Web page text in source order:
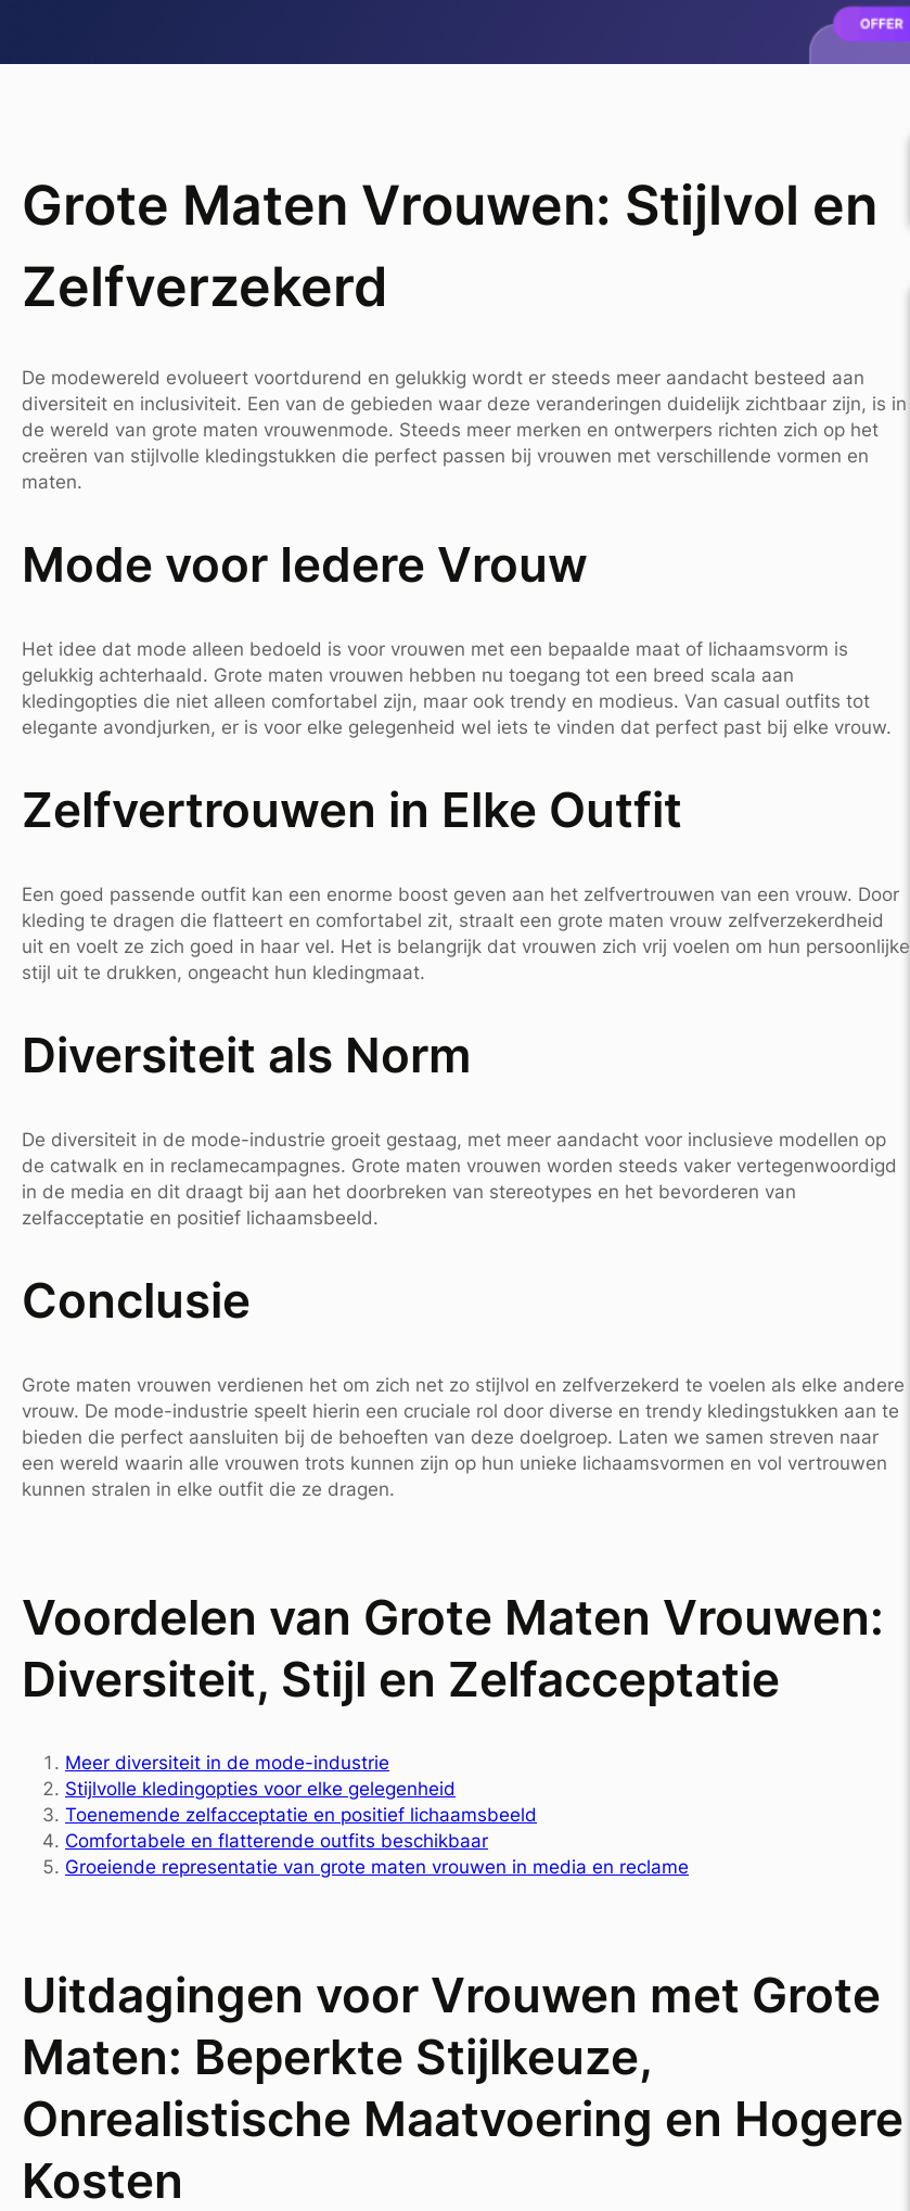
Grote Maten Vrouwen: Stijlvol en
Zelfverzekerd
De modewereld evolueert voortdurend en gelukkig wordt er steeds meer aandacht besteed aan
diversiteit en inclusiviteit. Een van de gebieden waar deze veranderingen duidelijk zichtbaar zijn, is in
de wereld van grote maten vrouwenmode. Steeds meer merken en ontwerpers richten zich op het
creëren van stijlvolle kledingstukken die perfect passen bij vrouwen met verschillende vormen en
maten.
Mode voor Iedere Vrouw
Het idee dat mode alleen bedoeld is voor vrouwen met een bepaalde maat of lichaamsvorm is
gelukkig achterhaald. Grote maten vrouwen hebben nu toegang tot een breed scala aan
kledingopties die niet alleen comfortabel zijn, maar ook trendy en modieus. Van casual outfits tot
elegante avondjurken, er is voor elke gelegenheid wel iets te vinden dat perfect past bij elke vrouw.
Zelfvertrouwen in Elke Outfit
Een goed passende outfit kan een enorme boost geven aan het zelfvertrouwen van een vrouw. Door
kleding te dragen die flatteert en comfortabel zit, straalt een grote maten vrouw zelfverzekerdheid
uit en voelt ze zich goed in haar vel. Het is belangrijk dat vrouwen zich vrij voelen om hun persoonlijke
stijl uit te drukken, ongeacht hun kledingmaat.
Diversiteit als Norm
De diversiteit in de mode-industrie groeit gestaag, met meer aandacht voor inclusieve modellen op
de catwalk en in reclamecampagnes. Grote maten vrouwen worden steeds vaker vertegenwoordigd
in de media en dit draagt bij aan het doorbreken van stereotypes en het bevorderen van
zelfacceptatie en positief lichaamsbeeld.
Conclusie
Grote maten vrouwen verdienen het om zich net zo stijlvol en zelfverzekerd te voelen als elke andere
vrouw. De mode-industrie speelt hierin een cruciale rol door diverse en trendy kledingstukken aan te
bieden die perfect aansluiten bij de behoeften van deze doelgroep. Laten we samen streven naar
een wereld waarin alle vrouwen trots kunnen zijn op hun unieke lichaamsvormen en vol vertrouwen
kunnen stralen in elke outfit die ze dragen.
Voordelen van Grote Maten Vrouwen:
Diversiteit, Stijl en Zelfacceptatie
Meer diversiteit in de mode-industrie
Stijlvolle kledingopties voor elke gelegenheid
Toenemende zelfacceptatie en positief lichaamsbeeld
Comfortabele en flatterende outfits beschikbaar
Groeiende representatie van grote maten vrouwen in media en reclame
Uitdagingen voor Vrouwen met Grote
Maten: Beperkte Stijlkeuze,
Onrealistische Maatvoering en Hogere
Kosten